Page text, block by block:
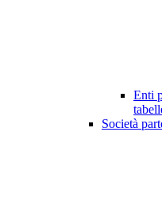
Enti
Società